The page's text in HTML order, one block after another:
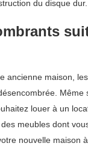
du disque dur.
ancienne maison,
Même
louer à un
meubles dont
nouvelle maison